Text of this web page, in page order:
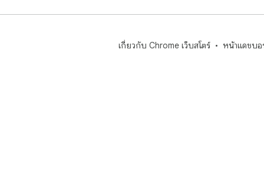
เกี่ยวกับ Chrome เว็บสโตร์ หน้าแดชบ